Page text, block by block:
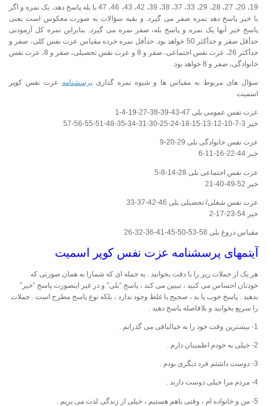
19، 20، 27، 28، 29، 33، 37، 38، 39، 42، 43، 46، 47 با بله پاسخ دهد، یک نمره و اگر
با خیر پاسخ دهد نمره صفر می گیرد. و بقیه سؤالات به صورت معکوس است یعنی
پاسخ خیر آنها یک نمره و پاسخ بله، صفر نمره می گیرد. بنابراین نمره کل آزمودنی
حدأقل صفر و حدأکثر 50 خواهد بود. حدأقل نمره خرده مقیاس عزت نفس کلی، صفر و
حدأکثر 26، عزت نفس اجتماعی، صفر و 8 و عزت نفس تحصیلی، صفر و 8، عزت نفس
خانوادگی، صفر و 8 خواهد بود.
سؤال های مربوط به مقیاس ها و شیوه نمره گذاریپرسشنامه عزت نفس کوپر
اسمیت
عزت نفس عمومی بلی 47-43-39-38-27-19-4-1
خیر 3-7-10-12-13-15-18-24-25-30-31-34-35-48-51-55-56-57
عزت نفس خانوادگی بلی 29-20-9
خیر 44-22-16-11-6
عزت نفس اجتماعی بلی 28-14-8-5
خیر 52-49-40-21
عزت نفس شغلی/ تحصیلی بلی 46-42-37-33
خیر 54-23-17-2
مقیاس دروغ بلی 58-53-50-45-41-36-32-26
آیتمهای پرسشنامه عزت نفس کوپر اسمیت
هر یک از جملات زیر را با دقت بخوانید . به جمله ای که شمارا به همان صورتی که
خودتان احساس می کنید ، تبیین می کند ، پاسخ “بلی” و در غیر اینصورت پاسخ “خیر”
بدهید . پاسخ خوب یا بد ، صحیح یا غلط وجود ندارد ، بلکه نوع پاسخ مطرح است . جملات
را سریع بخوانید و بلافاصله پاسخ دهید .
1- بیشترین وقت خود را به خیالبافی می گذرانم .
2- خیلی به خودم اطمینان دارم .
3- دوست داشتم فرد دیگری بودم .
4- مردم مرا خیلی دوست دارند .
5- من و خانواده ام ، وقتی باهم هستیم ، خیلی از زندگی لذت می بریم .